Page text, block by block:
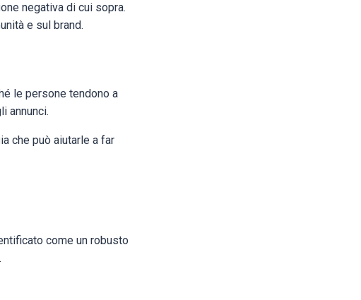
negativa di cui sopra.
e sul brand.
le persone tendono a
annunci.
che può aiutarle a far
come un robusto